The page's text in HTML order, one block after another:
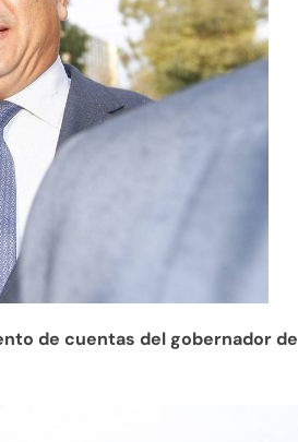
de cuentas del gobernador de